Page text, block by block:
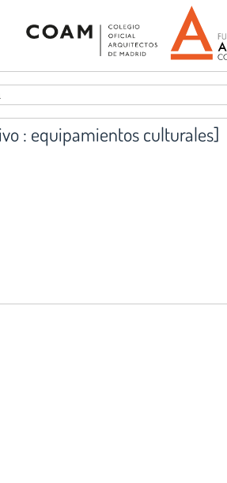
: equipamientos culturales]